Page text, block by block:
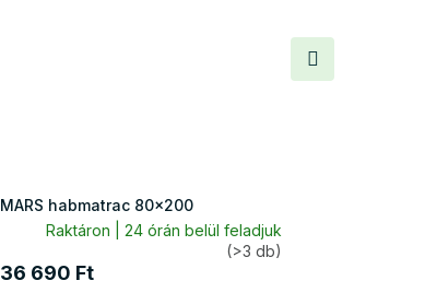
MARS habmatrac 80x200
Raktáron | 24 órán belül feladjuk
(>3 db)
36 690 Ft